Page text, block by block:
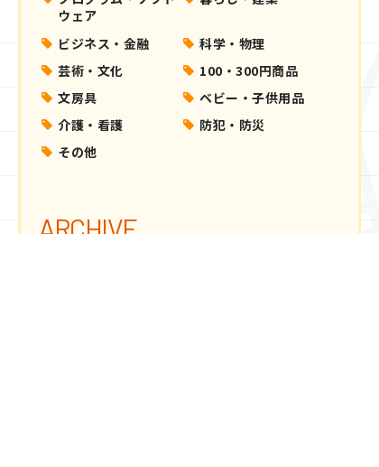
ウェア
ビジネス・金融
科学・物理
芸術・文化
100・300円商品
文房具
ベビー・子供用品
介護・看護
防犯・防災
その他
ARCHIVE